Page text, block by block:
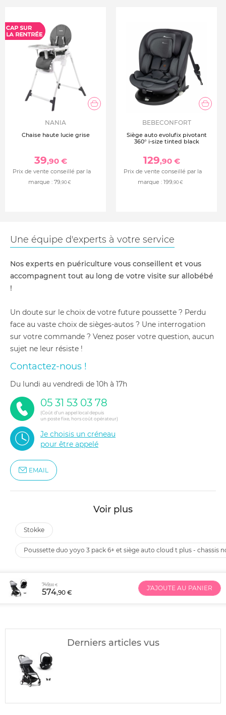
Entretien : Housses en tissu lavables en machine à 30°C
Conforme à la norme RCE R129/03 - I-Size
NANIA
Chaise haute lucie grise
39,90 €
Prix de vente conseillé par la
marque : 79,90 €
BEBECONFORT
Siège auto evolufix pivotant
360° i-size tinted black
129,90 €
Prix de vente conseillé par la
marque : 199,90 €
Une équipe d'experts à votre service
Nos experts en puériculture vous conseillent et vous
accompagnent tout au long de votre visite sur allobébé
!
Un doute sur le choix de votre future poussette ? Perdu
face au vaste choix de sièges-autos ? Une interrogation
sur votre commande ? Venez poser votre question, aucun
sujet ne leur résiste !
Contactez-nous !
du lundi au vendredi de 10h à 17h
05 31 53 03 78
(Coût d'un appel local depuis
un poste fixe, hors coût opérateur)
Je choisis un créneau
pour être appelé
EMAIL
Voir plus
stokke
poussette duo yoyo 3 pack 6+ et siège auto cloud t plus - chassis
749,00 €
574,90 €
J'AJOUTE AU PANIER
Derniers articles vus